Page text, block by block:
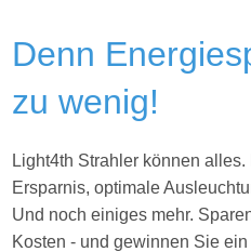
Denn
zu wenig!
Light4th Strahler können
Ersparnis, optimale
Und noch einiges mehr.
Kosten - und gewinnen Sie